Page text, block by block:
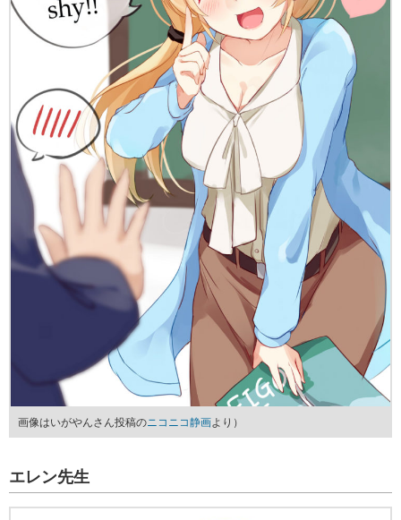
画像はいがやんさん投稿のニコニコ静画より）
エレン先生